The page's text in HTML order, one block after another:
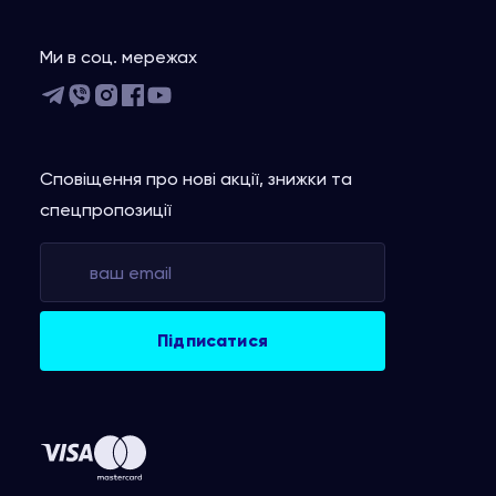
Ми в соц. мережах
Сповіщення про нові акції, знижки та
спецпропозиції